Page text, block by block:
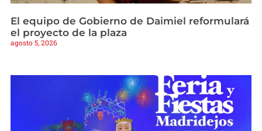
El equipo de Gobierno de Daimiel reformulará
el proyecto de la plaza
agosto 5, 2026